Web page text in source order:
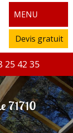
MENU
Devis gratuit
25 42 35
71710